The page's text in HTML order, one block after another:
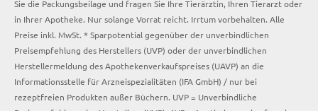
Sie die Packungsbeilage und fragen Sie Ihre Tierärztin, Ihren Tierarzt oder
in Ihrer Apotheke. Nur solange Vorrat reicht. Irrtum vorbehalten. Alle
Preise inkl. MwSt. * Sparpotential gegenüber der unverbindlichen
Preisempfehlung des Herstellers (UVP) oder der unverbindlichen
Herstellermeldung des Apothekenverkaufspreises (UAVP) an die
Informationsstelle für Arzneispezialitäten (IFA GmbH) / nur bei
rezeptfreien Produkten außer Büchern. UVP = Unverbindliche